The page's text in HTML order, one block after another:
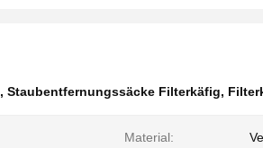
, Staubentfernungssäcke Filterkäfig,
Material: